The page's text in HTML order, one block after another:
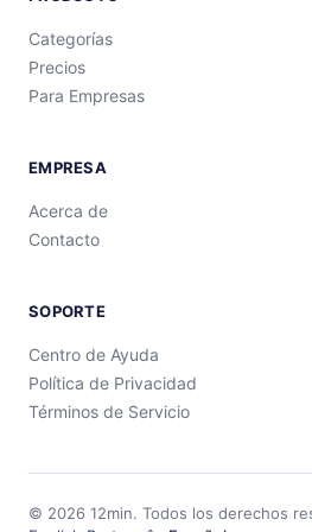
Categorías
Precios
Para Empresas
EMPRESA
Acerca de
Contacto
SOPORTE
Centro de Ayuda
Política de Privacidad
Términos de Servicio
© 2026 12min. Todos los derechos